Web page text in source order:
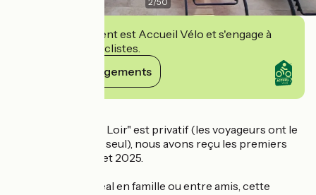
Cet établissement est Accueil Vélo et s'engage à
accueillir des cyclistes.
Voir ses engagements
Le gîte "La Rive du Loir" est privatif (les voyageurs ont le
gîte pour eux tout seul), nous avons reçu les premiers
voyageurs en Juillet 2025.
Pour un séjour idéal en famille ou entre amis, cette